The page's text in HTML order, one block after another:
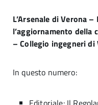
L’Arsenale di Verona
l’aggiornamento della
– Collegio ingegneri di
In questo numero: